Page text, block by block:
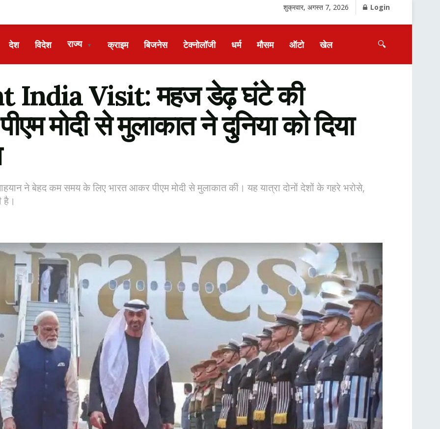
शुक्रवार, अगस्त 7, 2026 Login
देश विदेश राज्य ▼ क्राइम बिजनेस टेक्नोलॉजी धर्म मौसम ऑटो खेल 🔍
India Visit: महज डेढ़ घंटे की
मोदी से मुलाकात ने दुनिया को दिया
ने बेहद कम समय के लिए भारत आकर पीएम मोदी से मुलाकात की। यह यात्रा दोनों देशों के गहरे भरोसे,
है।